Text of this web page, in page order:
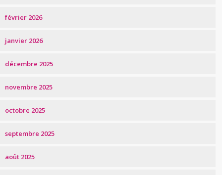
février 2026
janvier 2026
décembre 2025
novembre 2025
octobre 2025
septembre 2025
août 2025